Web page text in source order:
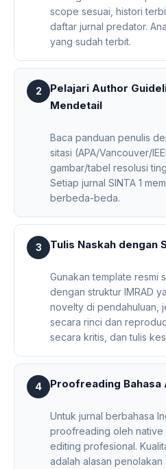
scope sesuai, histori
daftar jurnal predator.
yang sudah terbit.
2
Pelajari Author
Mendetail
Baca panduan penulis
sitasi (APA/Vancouver/
gambar/tabel resolusi
Setiap jurnal SINTA 1
berbeda-beda.
3 Tulis Naskah dengan
Gunakan template resmi
dengan struktur IMRAD
novelty di pendahuluan,
secara rinci dan
secara kritis, dan tulis
4 Proofreading Bahasa
Untuk jurnal berbahasa
proofreading oleh native
editing profesional.
adalah alasan